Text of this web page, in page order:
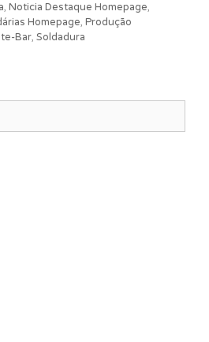
, Noticia Destaque Homepage,
Homepage, Produção
Bar, Soldadura